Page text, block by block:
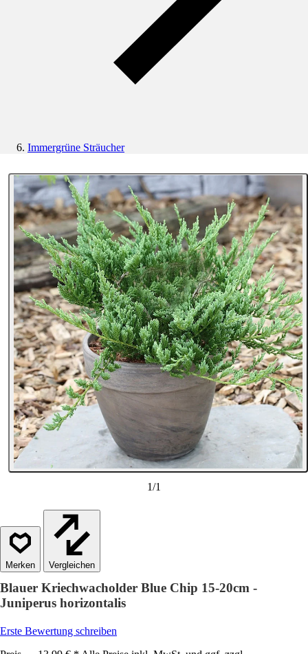
Immergrüne Sträucher
1/1
Vergleichen
Blauer Kriechwacholder Blue Chip 15-20cm -
Juniperus horizontalis
Erste Bewertung schreiben